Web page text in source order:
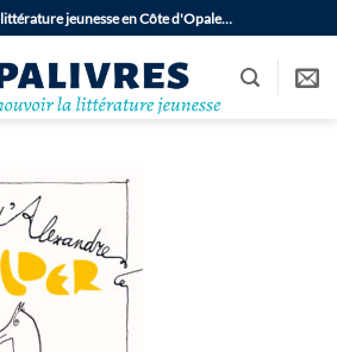
jeunesse en Côte d'Opale…